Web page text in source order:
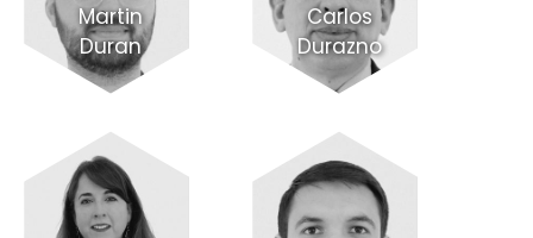
Martin
Duran
Carlos
Durazno